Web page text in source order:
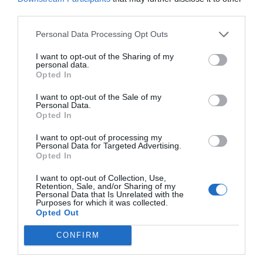
Personal Data Processing Opt Outs
I want to opt-out of the Sharing of my
personal data.
Opted In
I want to opt-out of the Sale of my
Personal Data.
Opted In
I want to opt-out of processing my
Personal Data for Targeted Advertising.
Opted In
I want to opt-out of Collection, Use,
Retention, Sale, and/or Sharing of my
Personal Data that Is Unrelated with the
Purposes for which it was collected.
Opted Out
CONFIRM
och sedan steks klart en kort stund i ugnen...
RECEPT